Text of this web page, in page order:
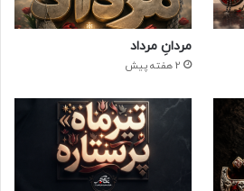
مردانِ مرداد
2 هفته پیش